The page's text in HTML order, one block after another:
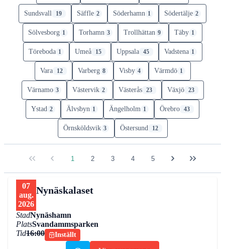
Sundsvall 19 Säffle 2 Söderhamn 1 Södertälje 2
Sölvesborg 1 Torhamn 3 Trollhättan 9 Täby 1
Töreboda 1 Umeå 15 Uppsala 45 Vadstena 1
Vara 12 Varberg 8 Visby 4 Värmdö 1
Värnamo 3 Västervik 2 Västerås 23 Växjö 23
Ystad 2 Älvsbyn 1 Ängelholm 1 Örebro 43
Örnsköldsvik 3 Östersund 12
1 2 3 4 5
07
aug.
2026
Nynäskalaset
StadNynäshamn
PlatsSvandammsparken
Tid16:00 Inställt